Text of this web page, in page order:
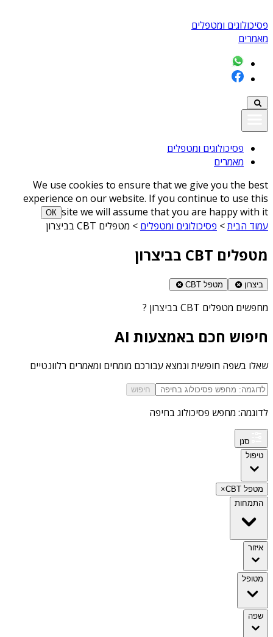
פסיכולוגים ומטפלים
מאמרים
פסיכולוגים ומטפלים
מאמרים
We use cookies to ensure that we give you the best
experience on our website. If you continue to use this
site we will assume that you are happy with it
ОК
עמוד הבית> פסיכולוגים ומטפלים > מטפלים CBT בביצרון
מטפלים CBT בביצרון
ביצרון מטפל CBT
מחפשים מטפלים CBT בביצרון ?
חיפוש חכם באמצעות AI
שאלו בשפה חופשית ונמצא עבורכם מומחים ומאמרים רלוונטיים
חיפוש
לדוגמה: מחפש פסיכולוג בחיפה
סנן
טיפול
מטפל CBT
×
התמחות
איזור
מטופל
שפה